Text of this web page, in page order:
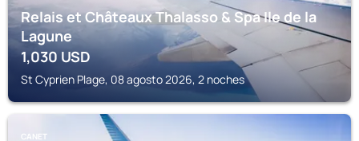
Relais et Châteaux Thalasso & Spa Ile de la
Lagune
1,030 USD
St Cyprien Plage, 08 agosto 2026, 2 noches
CANET